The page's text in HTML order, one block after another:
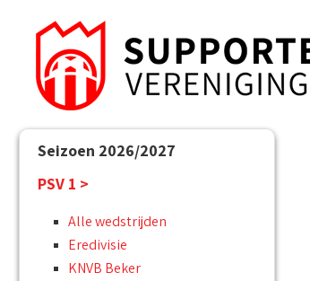
Seizoen 2026/2027
PSV 1 >
Alle wedstrijden
Eredivisie
KNVB Beker